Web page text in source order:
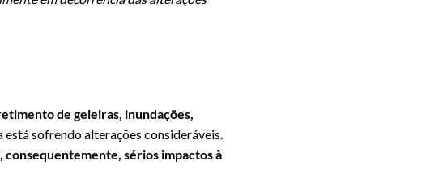
de geleiras, inundações,
sofrendo alterações consideráveis.
sérios impactos à